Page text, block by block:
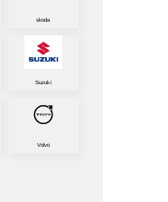
skoda
Suzuki
Volvo